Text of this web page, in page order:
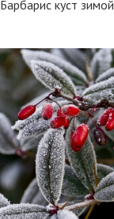
Барбарис куст зимой